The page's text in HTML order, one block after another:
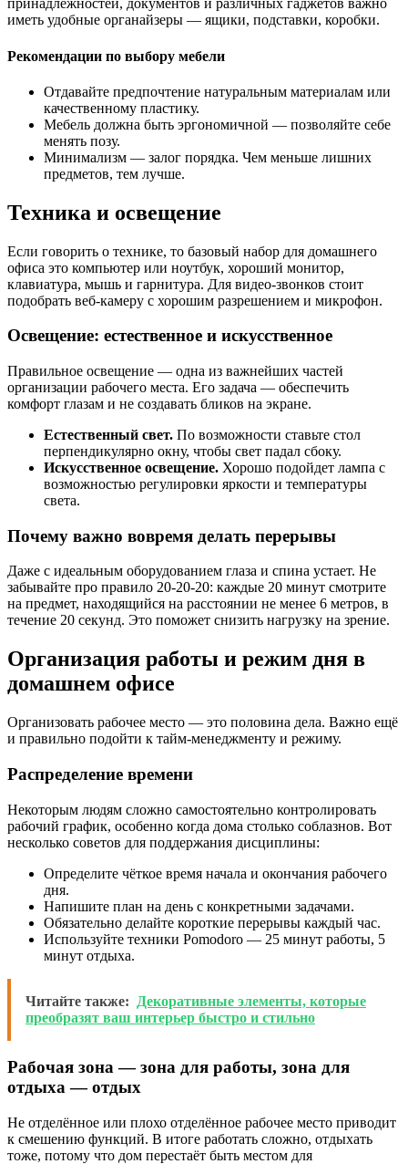
принадлежностей, документов и различных гаджетов важно
иметь удобные органайзеры — ящики, подставки, коробки.
Рекомендации по выбору мебели
Отдавайте предпочтение натуральным материалам или
качественному пластику.
Мебель должна быть эргономичной — позволяйте себе
менять позу.
Минимализм — залог порядка. Чем меньше лишних
предметов, тем лучше.
Техника и освещение
Если говорить о технике, то базовый набор для домашнего
офиса это компьютер или ноутбук, хороший монитор,
клавиатура, мышь и гарнитура. Для видео-звонков стоит
подобрать веб-камеру с хорошим разрешением и микрофон.
Освещение: естественное и искусственное
Правильное освещение — одна из важнейших частей
организации рабочего места. Его задача — обеспечить
комфорт глазам и не создавать бликов на экране.
Естественный свет. По возможности ставьте стол
перпендикулярно окну, чтобы свет падал сбоку.
Искусственное освещение. Хорошо подойдет лампа с
возможностью регулировки яркости и температуры
света.
Почему важно вовремя делать перерывы
Даже с идеальным оборудованием глаза и спина устает. Не
забывайте про правило 20-20-20: каждые 20 минут смотрите
на предмет, находящийся на расстоянии не менее 6 метров, в
течение 20 секунд. Это поможет снизить нагрузку на зрение.
Организация работы и режим дня в
домашнем офисе
Организовать рабочее место — это половина дела. Важно ещё
и правильно подойти к тайм-менеджменту и режиму.
Распределение времени
Некоторым людям сложно самостоятельно контролировать
рабочий график, особенно когда дома столько соблазнов. Вот
несколько советов для поддержания дисциплины:
Определите чёткое время начала и окончания рабочего
дня.
Напишите план на день с конкретными задачами.
Обязательно делайте короткие перерывы каждый час.
Используйте техники Pomodoro — 25 минут работы, 5
минут отдыха.
Читайте также:
Декоративные элементы, которые
преобразят ваш интерьер быстро и стильно
Рабочая зона — зона для работы, зона для
отдыха — отдых
Не отделённое или плохо отделённое рабочее место приводит
к смешению функций. В итоге работать сложно, отдыхать
тоже, потому что дом перестаёт быть местом для